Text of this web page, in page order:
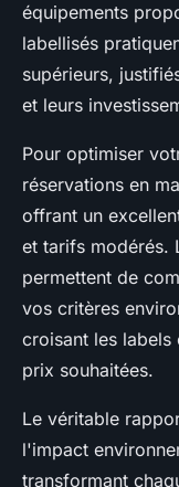
équipements
labellisés
supérieurs,
et leurs
Pour optimiser
réservations en
offrant un
et tarifs modérés.
permettent de
vos critères
croisant les labels
prix souhaitées.
Le véritable
l'impact
transformant